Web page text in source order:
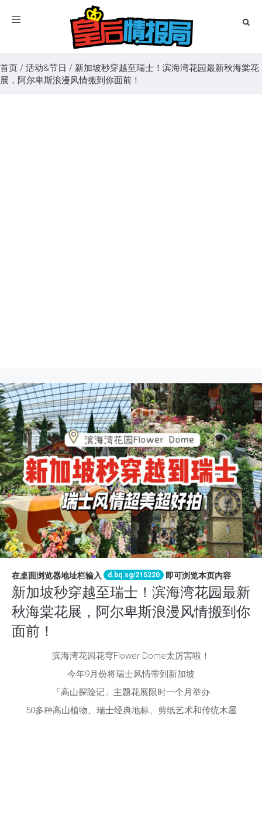
Toggle
首页 / 活动&节日 / 新加坡秒穿越至瑞士！滨海湾花园最新秋海棠花
展，阿尔卑斯浪漫风情搬到你面前！
在桌面浏览器地址栏输入 d.bq.sg/215220 即可浏览本页内容
新加坡秒穿越至瑞士！滨海湾花园最新
秋海棠花展，阿尔卑斯浪漫风情搬到你
面前！
滨海湾花园花穹Flower Dome太厉害啦！
今年9月份将瑞士风情带到新加坡
「高山探险记」主题花展限时一个月举办
50多种高山植物、瑞士经典地标、剪纸艺术和传统木屋